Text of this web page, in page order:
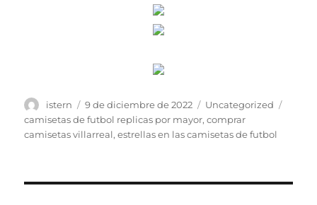
Autor
istern
Publicado
el
9 de diciembre de 2022 Categorías
Uncategorized
camisetas de futbol replicas por mayor,comprar
camisetas villarreal,estrellas en las camisetas de futbol